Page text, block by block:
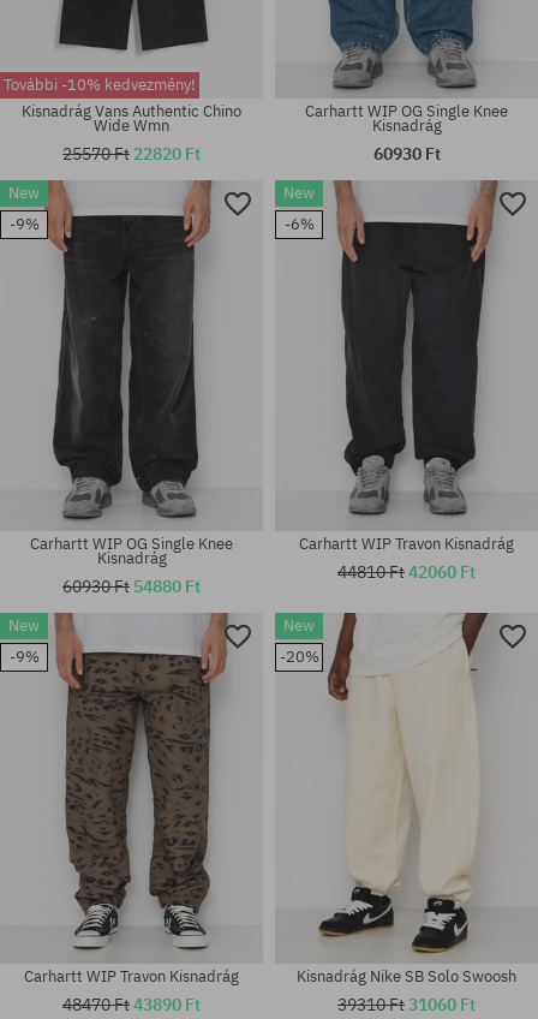
Elérhető méretek:
S; M; L; XL
Elérhető méretek:
S; M; L; XL
Elérhető méretek:
26; 27; 28; 29
További -10% kedvezmény!
Kisnadrág Vans Authentic Chino
Wide Wmn
25570 Ft 22820 Ft
Elérhető méretek:
S; M; L
Carhartt WIP OG Single Knee
Kisnadrág
60930 Ft
New
-9%
Carhartt WIP OG Single Knee
Kisnadrág
60930 Ft 54880 Ft
New
-6%
Carhartt WIP Travon Kisnadrág
44810 Ft42060 Ft
New
-9%
Carhartt WIP Travon Kisnadrág
48470 Ft43890 Ft
New
-20%
Kisnadrág Nike SB Solo Swoosh
39310 Ft31060 Ft